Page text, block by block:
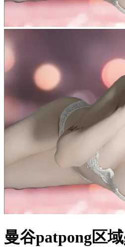
曼谷patpong区